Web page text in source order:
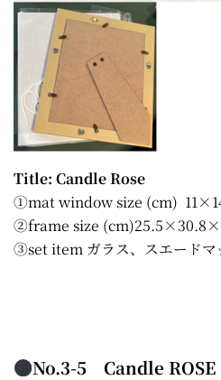
Title: Candle Rose
①mat window size (cm)
②frame size
③set item ガラス、スエードマ
No.3-5 Candle ROSE